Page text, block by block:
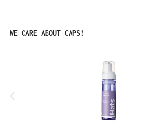
Omitir la galería de productos
WE CARE ABOUT CAPS!